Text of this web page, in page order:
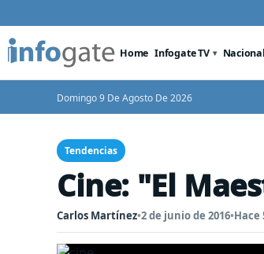
Home Infogate TV Nacional
Domingo 9 De Agosto De 2026
Tendencias
Cine: "El
Carlos Martínez•2 de junio de 2016•Hace